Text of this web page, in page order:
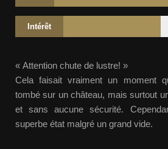
Intérêt
« Attention chute de lustre! »
Cela faisait vraiment un moment
tombé sur un château, mais surtout
et sans aucune sécurité.
superbe état malgré un grand vide.